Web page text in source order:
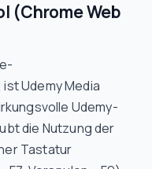
(Chrome Web
Udemy Media
Udemy-
die Nutzung der
Tastatur